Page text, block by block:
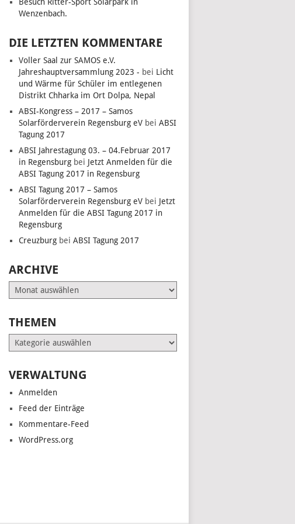
Wenzenbach.
DIE LETZTEN KOMMENTARE
Voller Saal zur SAMOS e.V.
Jahreshauptversammlung 2023 - bei Licht
und Wärme für Schüler im entlegenen
Distrikt Chharka im Ort Dolpa, Nepal
ABSI-Kongress – 2017 – Samos
Solarförderverein Regensburg eV beiABSI
Tagung 2017
ABSI Jahrestagung 03. – 04.Februar 2017
in Regensburg bei Jetzt Anmelden für die
ABSI Tagung 2017 in Regensburg
ABSI Tagung 2017 – Samos
Solarförderverein Regensburg eV bei Jetzt
Anmelden für die ABSI Tagung 2017 in
Regensburg
Creuzburg beiABSI Tagung 2017
ARCHIVE
Archive
THEMEN
Themen
VERWALTUNG
Anmelden
Feed der Einträge
Kommentare-Feed
WordPress.org